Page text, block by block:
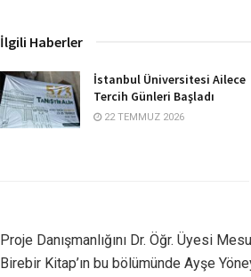
İlgili Haberler
İstanbul Üniversitesi Ailece
Tercih Günleri Başladı
22 TEMMUZ 2026
Proje Danışmanlığını Dr. Öğr. Üyesi
Birebir Kitap’ın bu bölümünde Ayşe